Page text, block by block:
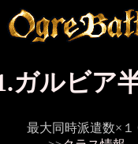
ガルビア
最大同時派遣数×１